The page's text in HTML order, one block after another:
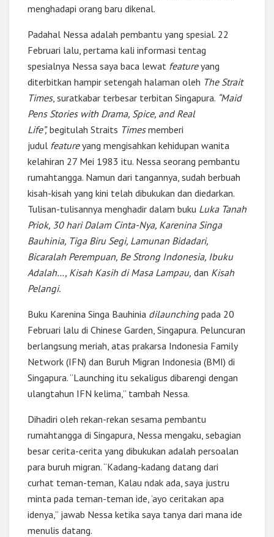
menghadapi orang baru dikenal.
Padahal Nessa adalah pembantu yang spesial. 22
Februari lalu, pertama kali informasi tentag
spesialnya Nessa saya baca lewat featureyang
diterbitkan hampir setengah halaman oleh The Strait
Times, suratkabar terbesar terbitan Singapura. “Maid
Pens Stories with Drama, Spice, and Real
Life”,begitulah Straits Timesmemberi
judul featureyang mengisahkan kehidupan wanita
kelahiran 27 Mei 1983 itu. Nessa seorang pembantu
rumahtangga. Namun dari tangannya, sudah berbuah
kisah-kisah yang kini telah dibukukan dan diedarkan.
Tulisan-tulisannya menghadir dalam buku Luka Tanah
Priok, 30 hari Dalam Cinta-Nya, Karenina Singa
Bauhinia, Tiga Biru Segi, Lamunan Bidadari,
Bicaralah Perempuan, Be Strong Indonesia, Ibuku
Adalah…, Kisah Kasih di Masa Lampau, dan Kisah
Pelangi.
Buku Karenina Singa Bauhinia dilaunchingpada 20
Februari lalu di Chinese Garden, Singapura. Peluncuran
berlangsung meriah, atas prakarsa Indonesia Family
Network (IFN) dan Buruh Migran Indonesia (BMI) di
Singapura. “Launching itu sekaligus dibarengi dengan
ulangtahun IFN kelima,” tambah Nessa.
Dihadiri oleh rekan-rekan sesama pembantu
rumahtangga di Singapura, Nessa mengaku, sebagian
besar cerita-cerita yang dibukukan adalah persoalan
para buruh migran. “Kadang-kadang datang dari
curhat teman-teman, Kalau ndak ada, saya justru
minta pada teman-teman ide, ‘ayo ceritakan apa
idenya,” jawab Nessa ketika saya tanya dari mana ide
menulis datang.